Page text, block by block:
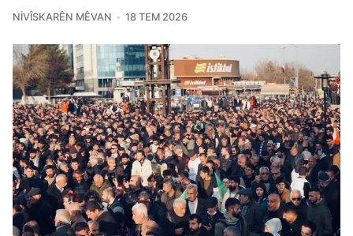
NIVÎSKARÊN MÊVAN 18 TEM 2026